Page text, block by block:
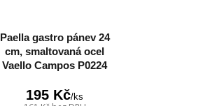
Paella gastro pánev 24
cm, smaltovaná ocel
Vaello Campos P0224
195 Kč/ks